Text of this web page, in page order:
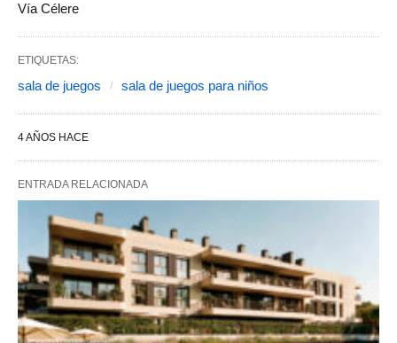
Vía Célere
ETIQUETAS:
sala de juegos sala de juegos para niños
4 AÑOS HACE
ENTRADA RELACIONADA